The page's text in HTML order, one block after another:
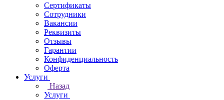
Сертификаты
Сотрудники
Вакансии
Реквизиты
Отзывы
Гарантии
Конфиденциальность
Оферта
Услуги
Назад
Услуги